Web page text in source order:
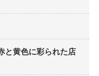
と黄色に彩られた店